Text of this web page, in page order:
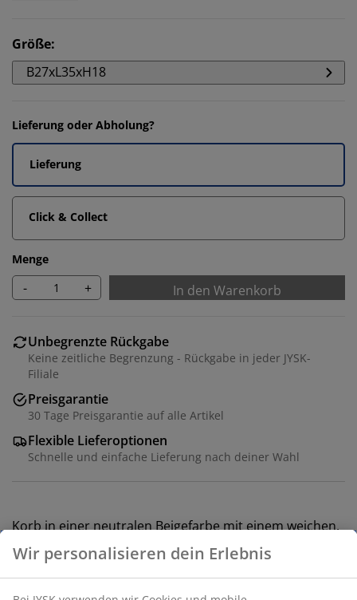
Größe:
B27xL35xH18
Lieferung oder Abholung?
Lieferung
Click & Collect
Menge
- + In den Warenkorb
Unbegrenzte Rückgabe
Keine zeitliche Begrenzung - Rückgabe in jeder JYSK-
Filiale
Preisgarantie
30 Tage Preisgarantie auf alle Artikel
Flexible Lieferoptionen
Schnelle und einfache Lieferung nach deiner Wahl
Korb in einer neutralen Beigefarbe mit einem weichen,
gewebten Design. Ideal zum Organisieren kleinerer
Gegenstände in Regalen oder Schränken. Die
integrierten Griffe erleichtern das Anheben und
Tragen. B27 x L35 x H18 cm
Wir personalisieren dein Erlebnis